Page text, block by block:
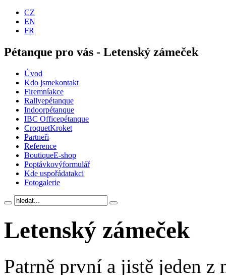
CZ
EN
FR
Pétanque pro vás - Letenský zámeček
Úvod
Kdo jsmekontakt
Firemníakce
Rallyepétanque
Indoorpétanque
IBC Officepétanque
CroquetKroket
Partneři
Reference
BoutiqueE-shop
Poptávkovýformulář
Kde uspořádatakci
Fotogalerie
Letenský zámeček
Patrně první a jistě jeden z